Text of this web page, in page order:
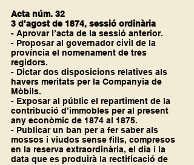
Acta núm. 32
3 d’agost de 1874, sessió ordinària
- Aprovar l’acta de la sessió anterior.
- Proposar al governador civil de la
província el nomenament de tres
regidors.
- Dictar dos disposicions relatives als
havers meritats per la Companyia de
Mòbils.
- Exposar al públic el repartiment de la
contribució d’immobles per al present
any econòmic de 1874 al 1875.
- Publicar un ban per a fer saber als
mossos i viudos sense fills, compresos
en la reserva extraordinària, el dia i la
data que es produirà la rectificació de